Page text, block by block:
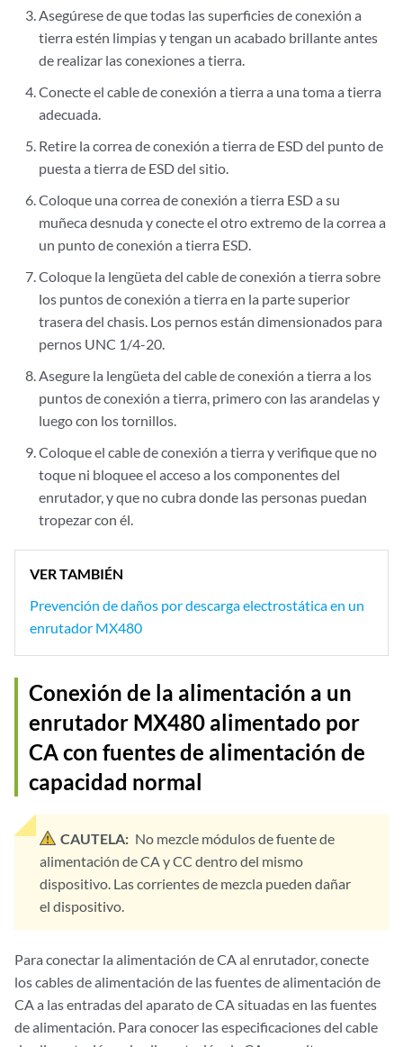
Asegúrese de que todas las superficies de conexión a
tierra estén limpias y tengan un acabado brillante antes
de realizar las conexiones a tierra.
Conecte el cable de conexión a tierra a una toma a tierra
adecuada.
Retire la correa de conexión a tierra de ESD del punto de
puesta a tierra de ESD del sitio.
Coloque una correa de conexión a tierra ESD a su
muñeca desnuda y conecte el otro extremo de la correa a
un punto de conexión a tierra ESD.
Coloque la lengüeta del cable de conexión a tierra sobre
los puntos de conexión a tierra en la parte superior
trasera del chasis. Los pernos están dimensionados para
pernos UNC 1/4-20.
Asegure la lengüeta del cable de conexión a tierra a los
puntos de conexión a tierra, primero con las arandelas y
luego con los tornillos.
Coloque el cable de conexión a tierra y verifique que no
toque ni bloquee el acceso a los componentes del
enrutador, y que no cubra donde las personas puedan
tropezar con él.
VER TAMBIÉN
Prevención de daños por descarga electrostática en un
enrutador MX480
Conexión de la alimentación a un
enrutador MX480 alimentado por
CA con fuentes de alimentación de
capacidad normal
CAUTELA: No mezcle módulos de fuente de
alimentación de CA y CC dentro del mismo
dispositivo. Las corrientes de mezcla pueden dañar
el dispositivo.
Para conectar la alimentación de CA al enrutador, conecte
los cables de alimentación de las fuentes de alimentación de
CA a las entradas del aparato de CA situadas en las fuentes
de alimentación. Para conocer las especificaciones del cable